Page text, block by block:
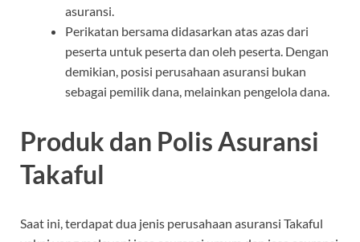
asuransi.
Perikatan bersama didasarkan atas azas dari
peserta untuk peserta dan oleh peserta. Dengan
demikian, posisi perusahaan asuransi bukan
sebagai pemilik dana, melainkan pengelola dana.
Produk dan Polis Asuransi
Takaful
Saat ini, terdapat dua jenis perusahaan asuransi Takaful